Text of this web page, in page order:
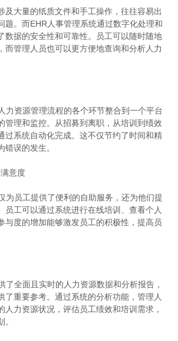
及大量的纸质文件和手工操作，往往容易出
题。而EHR人事管理系统通过数字化处理和
数据的安全性和可靠性。员工可以随时随地
而管理人员也可以更方便地查询和分析人力
力资源管理流程的各个环节整合到一个平台
管理和监控。从招募到离职，从培训到绩效
过系统自动化完成。这不仅节约了时间和精
错误的发生。
意度
为员工提供了便利的自助服务，还为他们提
员工可以通过系统进行在线培训、查看个人
与度的增加能够激发员工的积极性，提高员
了全面且实时的人力资源数据和分析报告，
了重要参考。通过系统的分析功能，管理人
人力资源状况，评估员工绩效和培训需求，